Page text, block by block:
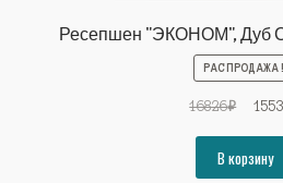
Ресепшен "ЭКОНОМ", Дуб
РАСПРОДАЖА!
16826₽
В корзину